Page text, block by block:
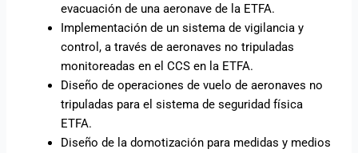
evacuación de una aeronave de la ETFA.
Implementación de un sistema de vigilancia y
control, a través de aeronaves no tripuladas
monitoreadas en el CCS en la ETFA.
Diseño de operaciones de vuelo de aeronaves no
tripuladas para el sistema de seguridad física
ETFA.
Diseño de la domotización para medidas y medios